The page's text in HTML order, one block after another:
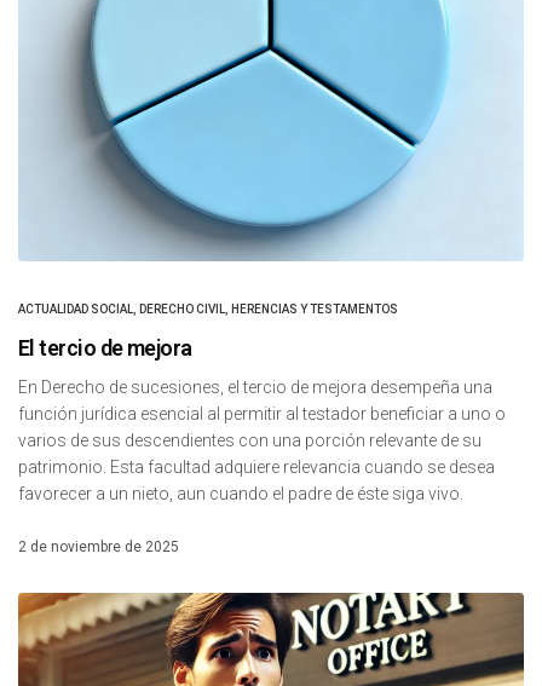
ACTUALIDAD SOCIAL, DERECHO CIVIL, HERENCIAS Y TESTAMENTOS
El tercio de mejora
En Derecho de sucesiones, el tercio de mejora desempeña una
función jurídica esencial al permitir al testador beneficiar a uno o
varios de sus descendientes con una porción relevante de su
patrimonio. Esta facultad adquiere relevancia cuando se desea
favorecer a un nieto, aun cuando el padre de éste siga vivo.
2 de noviembre de 2025